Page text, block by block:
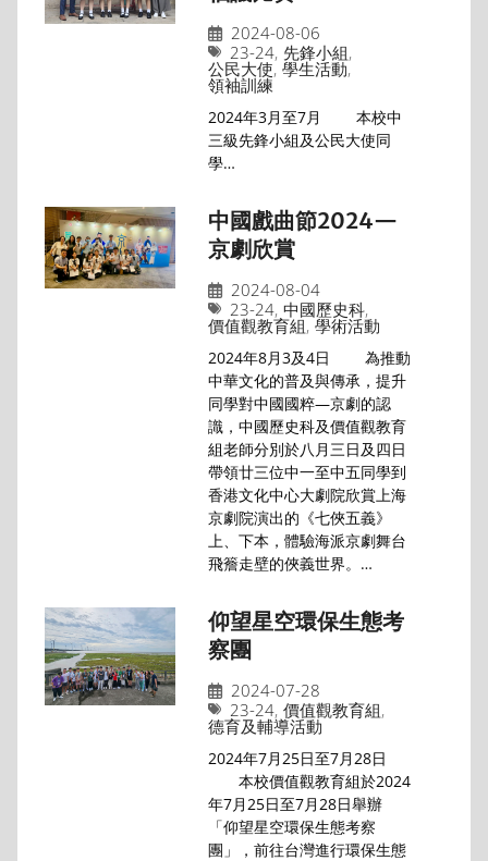
2024-08-06
23-24, 先鋒小組,
公民大使, 學生活動,
領袖訓練
2024年3月至7月 本校中
三級先鋒小組及公民大使同
學…
中國戲曲節2024—
京劇欣賞
2024-08-04
23-24, 中國歷史科,
價值觀教育組, 學術活動
2024年8月3及4日 為推動
中華文化的普及與傳承，提升
同學對中國國粹—京劇的認
識，中國歷史科及價值觀教育
組老師分別於八月三日及四日
帶領廿三位中一至中五同學到
香港文化中心大劇院欣賞上海
京劇院演出的《七俠五義》
上、下本，體驗海派京劇舞台
飛簷走壁的俠義世界。…
仰望星空環保生態考
察團
2024-07-28
23-24, 價值觀教育組,
德育及輔導活動
2024年7月25日至7月28日
本校價值觀教育組於2024
年7月25日至7月28日舉辦
「仰望星空環保生態考察
團」，前往台灣進行環保生態